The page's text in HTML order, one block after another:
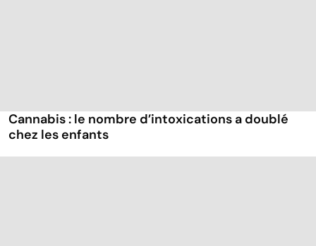
Cannabis : le nombre d’intoxications a doublé
chez les enfants